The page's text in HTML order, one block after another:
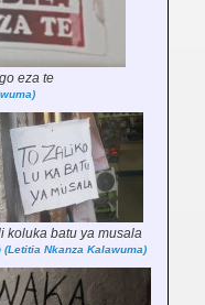
eza te
koluka batu ya musala
(Letitia Nkanza Kalawuma)